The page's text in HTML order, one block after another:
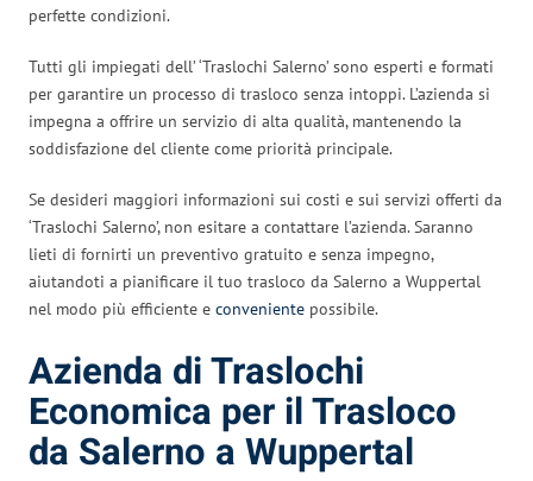
perfette condizioni.
Tutti gli impiegati dell’ ‘Traslochi Salerno’ sono esperti e formati
per garantire un processo di trasloco senza intoppi. L’azienda si
impegna a offrire un servizio di alta qualità, mantenendo la
soddisfazione del cliente come priorità principale.
Se desideri maggiori informazioni sui costi e sui servizi offerti da
‘Traslochi Salerno’, non esitare a contattare l’azienda. Saranno
lieti di fornirti un preventivo gratuito e senza impegno,
aiutandoti a pianificare il tuo trasloco da Salerno a Wuppertal
nel modo più efficiente e conveniente possibile.
Azienda di Traslochi
Economica per il Trasloco
da Salerno a Wuppertal